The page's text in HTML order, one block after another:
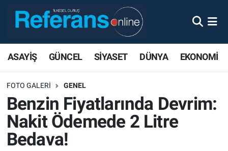
ASAYİŞ GÜNCEL SİYASET DÜNYA EKONOMİ
FOTO GALERI GENEL
Benzin Fiyatlarında Devrim:
Nakit Ödemede 2 Litre
Bedava!